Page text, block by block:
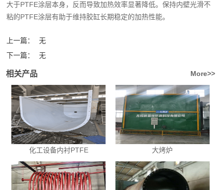
大于PTFE涂层本身，反而导致加热效率显著降低。保持内壁光滑不
粘的PTFE涂层有助于维持胶缸长期稳定的加热性能。
上一篇：
无
下一篇：
无
相关产品 More>>
化工设备内衬PTFE 大烤炉